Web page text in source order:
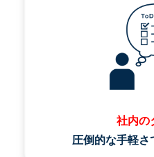
社内の
圧倒的な手軽さ